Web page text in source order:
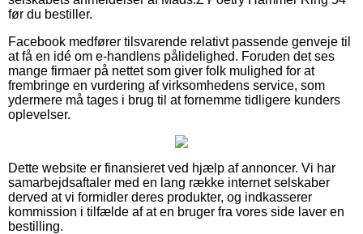
før du bestiller.
Facebook medfører tilsvarende relativt passende genveje til
at få en idé om e-handlens pålidelighed. Foruden det ses
mange firmaer på nettet som giver folk mulighed for at
frembringe en vurdering af virksomhedens service, som
ydermere må tages i brug til at fornemme tidligere kunders
oplevelser.
Dette website er finansieret ved hjælp af annoncer. Vi har
samarbejdsaftaler med en lang række internet selskaber
derved at vi formidler deres produkter, og indkasserer
kommission i tilfælde af at en bruger fra vores side laver en
bestilling.